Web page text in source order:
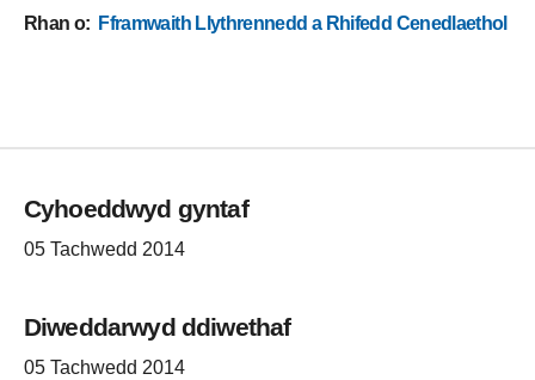
Rhan o: Fframwaith Llythrennedd a Rhifedd Cenedlaethol
Cyhoeddwyd gyntaf
05 Tachwedd 2014
Diweddarwyd ddiwethaf
05 Tachwedd 2014